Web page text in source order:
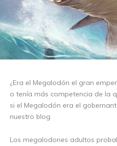
¿Era el Megalodón el gran
o tenía más competencia de la
si el Megalodón era el
nuestro blog
Los megalodones adultos